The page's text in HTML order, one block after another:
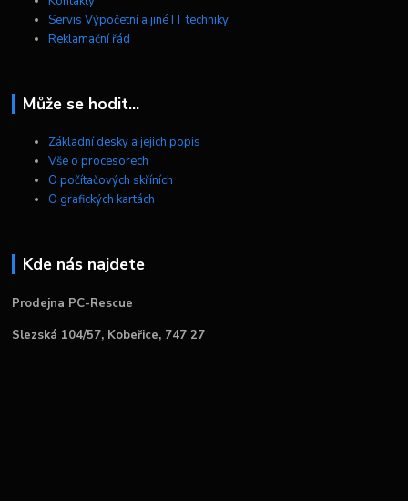
Servis Výpočetní a jiné IT techniky
Reklamační řád
Může se hodit...
Základní desky a jejich popis
Vše o procesorech
O počítačových skříních
O grafických kartách
Kde nás najdete
Prodejna PC-Rescue
Slezská 104/57, Kobeřice, 747 27